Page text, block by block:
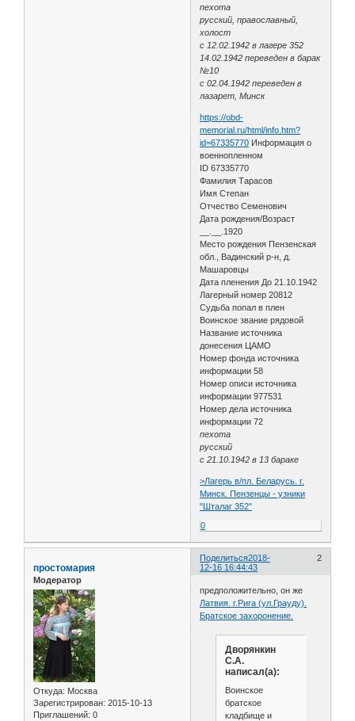
пехота
русский, православный,
холост
с 12.02.1942 в лагере 352
14.02.1942 переведен в барак
№10
с 02.04.1942 переведен в
лазарет, Минск
https://obd-
memorial.ru/html/info.htm?
id=67335770 Информация о
военнопленном
ID 67335770
Фамилия Тарасов
Имя Степан
Отчество Семенович
Дата рождения/Возраст
__.__.1920
Место рождения Пензенская
обл., Вадинский р-н, д.
Машаровцы
Дата пленения До 21.10.1942
Лагерный номер 20812
Судьба попал в плен
Воинское звание рядовой
Название источника
донесения ЦАМО
Номер фонда источника
информации 58
Номер описи источника
информации 977531
Номер дела источника
информации 72
пехота
русский
с 21.10.1942 в 13 бараке
>Лагерь в/пл. Беларусь. г.
Минск. Пензенцы - узники
"Шталаг 352"
0
Поделиться 2
2018-
12-16 16:44:43
простомария
Модератор
Откуда: Москва
Зарегистрирован: 2015-10-13
Приглашений: 0
предположительно, он же
Латвия. г.Рига (ул.Грауду).
Братское захоронение.
Дворянкин
С.А.
написал(а):
Воинское
братское
кладбище и